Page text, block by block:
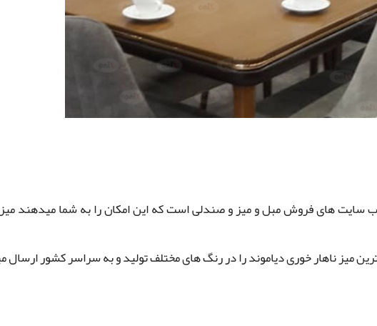
سایت های فروش مبل و میز و صندلی است که این امکان را به شما میدهند میز
میز ناهار خوری دیاموند را در رنگ های مختلف تولید و به سراسر کشور ارسال